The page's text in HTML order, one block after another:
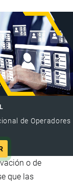
de Operadores
o de
que las